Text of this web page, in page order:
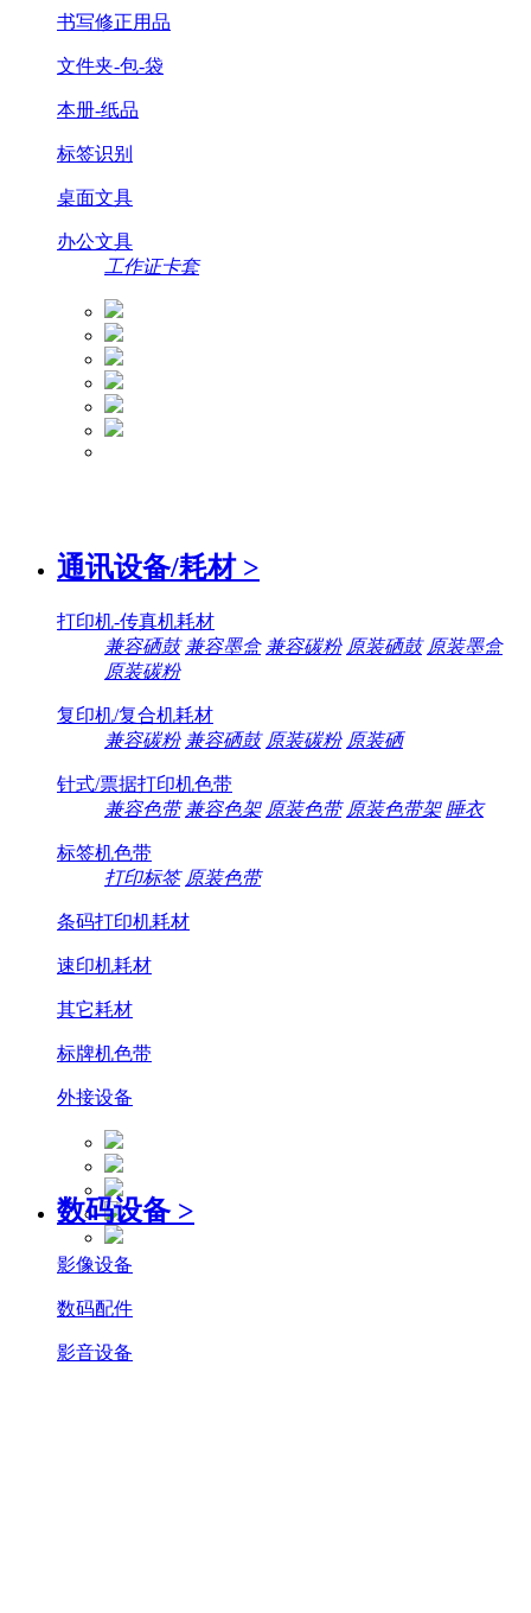
书写修正用品
文件夹-包-袋
本册-纸品
标签识别
桌面文具
办公文具
工作证卡套
通讯设备/耗材 >
打印机-传真机耗材
兼容硒鼓 兼容墨盒 兼容碳粉 原装硒鼓 原装墨盒
原装碳粉
复印机/复合机耗材
兼容碳粉 兼容硒鼓 原装碳粉 原装硒
针式/票据打印机色带
兼容色带 兼容色架 原装色带 原装色带架 睡衣
标签机色带
打印标签 原装色带
条码打印机耗材
速印机耗材
其它耗材
标牌机色带
外接设备
数码设备 >
影像设备
数码配件
影音设备